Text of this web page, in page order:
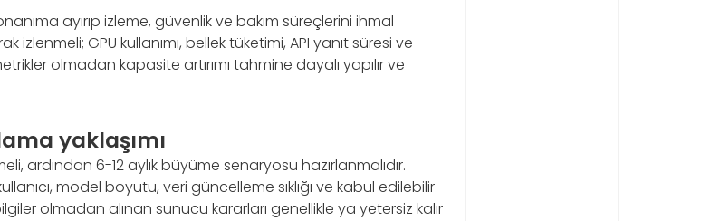
ayırıp izleme, güvenlik ve bakım süreçlerini ihmal
izlenmeli; GPU kullanımı, bellek tüketimi, API yanıt süresi ve
olmadan kapasite artırımı tahmine dayalı yapılır ve
yaklaşımı
ardından 6-12 aylık büyüme senaryosu hazırlanmalıdır.
model boyutu, veri güncelleme sıklığı ve kabul edilebilir
olmadan alınan sunucu kararları genellikle ya yetersiz kalır